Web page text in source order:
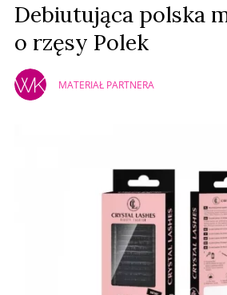
Debiutująca polska
o rzęsy Polek
MATERIAŁ PARTNERA